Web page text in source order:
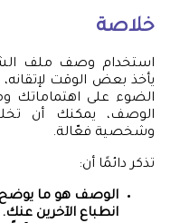
خلاصة
استخدام وصف ملف
يأخذ بعض الوقت
الضوء على اهتماماتك
الوصف، يمكنك أن
وشخصية فعّالة.
تذكر دائمًا أن:
الوصف هو ما
انطباع الآخرين عنك.